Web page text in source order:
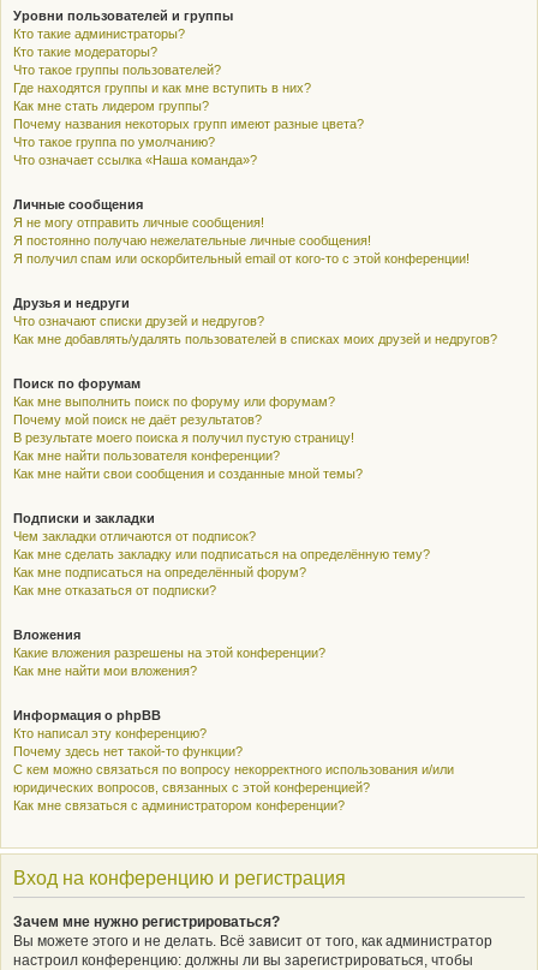
Уровни пользователей и группы
Кто такие администраторы?
Кто такие модераторы?
Что такое группы пользователей?
Где находятся группы и как мне вступить в них?
Как мне стать лидером группы?
Почему названия некоторых групп имеют разные цвета?
Что такое группа по умолчанию?
Что означает ссылка «Наша команда»?
Личные сообщения
Я не могу отправить личные сообщения!
Я постоянно получаю нежелательные личные сообщения!
Я получил спам или оскорбительный email от кого-то с этой конференции!
Друзья и недруги
Что означают списки друзей и недругов?
Как мне добавлять/удалять пользователей в списках моих друзей и недругов?
Поиск по форумам
Как мне выполнить поиск по форуму или форумам?
Почему мой поиск не даёт результатов?
В результате моего поиска я получил пустую страницу!
Как мне найти пользователя конференции?
Как мне найти свои сообщения и созданные мной темы?
Подписки и закладки
Чем закладки отличаются от подписок?
Как мне сделать закладку или подписаться на определённую тему?
Как мне подписаться на определённый форум?
Как мне отказаться от подписки?
Вложения
Какие вложения разрешены на этой конференции?
Как мне найти мои вложения?
Информация о phpBB
Кто написал эту конференцию?
Почему здесь нет такой-то функции?
С кем можно связаться по вопросу некорректного использования и/или
юридических вопросов, связанных с этой конференцией?
Как мне связаться с администратором конференции?
Вход на конференцию и регистрация
Зачем мне нужно регистрироваться?
Вы можете этого и не делать. Всё зависит от того, как администратор
настроил конференцию: должны ли вы зарегистрироваться, чтобы